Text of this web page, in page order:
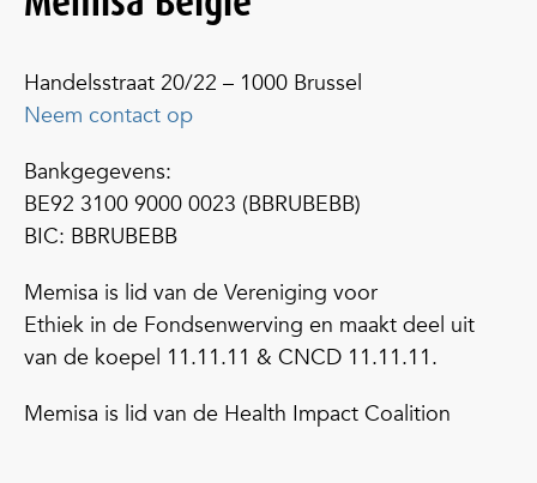
Handelsstraat 20/22 – 1000 Brussel
Neem contact op
Bankgegevens:
BE92 3100 9000 0023 (BBRUBEBB)
BIC: BBRUBEBB
Memisa is lid van de Vereniging voor
Ethiek in de Fondsenwerving en maakt deel uit
van de koepel 11.11.11 & CNCD 11.11.11.
Memisa is lid van de Health Impact Coalition